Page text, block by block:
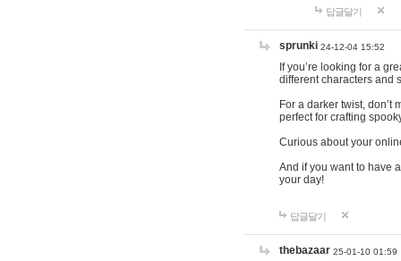
답글달기
sprunki 24-12-04 15:52
If you’re looking for a
different characters and
For a darker twist, don’t
perfect for crafting
Curious about your
And if you want to have
your day!
답글달기
thebazaar 25-01-10 01:59